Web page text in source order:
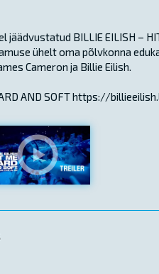
BILLIE EILISH –
ühelt oma põlvkonna
Cameron ja Billie Eilish.
AND SOFT https://